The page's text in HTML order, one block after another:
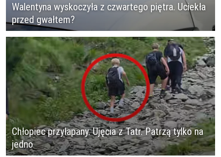
Walentyna wyskoczyła z czwartego piętra. Uciekła
przed gwałtem?
Chłopiec przyłapany. Ujęcia z Tatr. Patrzą tylko na
jedno